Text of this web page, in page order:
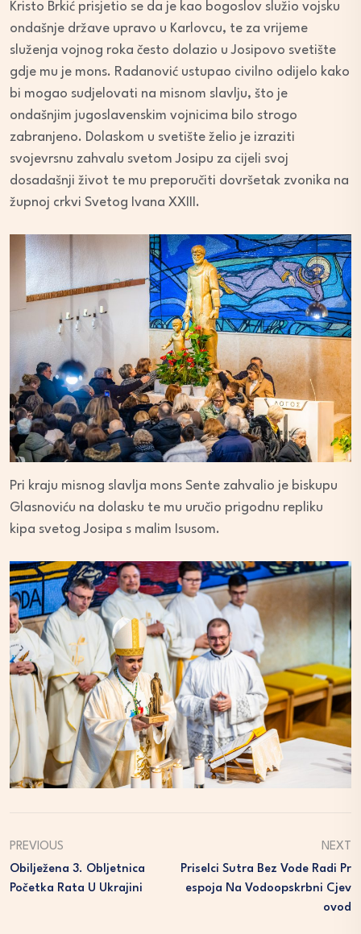
Kristo Brkić prisjetio se da je kao bogoslov služio vojsku
ondašnje države upravo u Karlovcu, te za vrijeme
služenja vojnog roka često dolazio u Josipovo svetište
gdje mu je mons. Radanović ustupao civilno odijelo kako
bi mogao sudjelovati na misnom slavlju, što je
ondašnjim jugoslavenskim vojnicima bilo strogo
zabranjeno. Dolaskom u svetište želio je izraziti
svojevrsnu zahvalu svetom Josipu za cijeli svoj
dosadašnji život te mu preporučiti dovršetak zvonika na
župnoj crkvi Svetog Ivana XXIII.
Pri kraju misnog slavlja mons Sente zahvalio je biskupu
Glasnoviću na dolasku te mu uručio prigodnu repliku
kipa svetog Josipa s malim Isusom.
PREVIOUS
Obilježena 3. Obljetnica
Početka Rata U Ukrajini
NEXT
Priselci Sutra Bez Vode Radi Pr
Espoja Na Vodoopskrbni Cjev
Ovod